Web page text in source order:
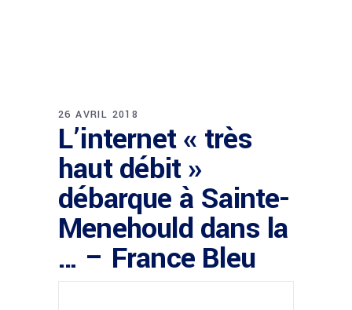
26 AVRIL 2018
L’internet « très
haut débit »
débarque à Sainte-
Menehould dans la
… – France Bleu